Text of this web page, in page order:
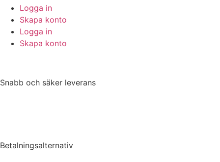
Logga in
Skapa konto
Logga in
Skapa konto
Snabb och säker leverans
Betalningsalternativ